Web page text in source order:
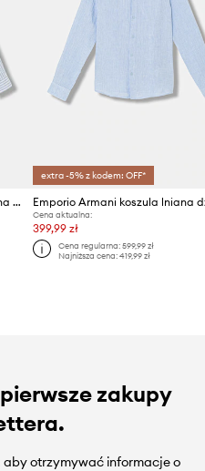
Emporio Armani koszula bawełniana dziecięca
extra -5% z kodem: OFF*
Cena aktualna:
399,99 zł
Cena regularna: 599,99 zł
Najniższa cena: 419,99 zł
zakupy
aby otrzymywać informacje o